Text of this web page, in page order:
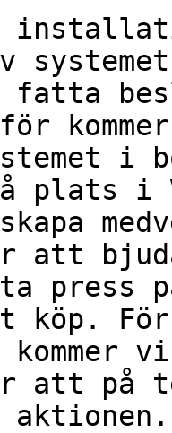
fatta
i
på plats
att
press
köp.
kommer
att på
aktionen.